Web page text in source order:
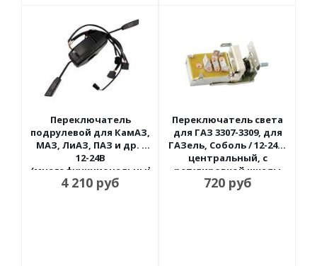
Переключатель
подрулевой для КамАЗ,
МАЗ, ЛиАЗ, ПАЗ и др. /
12-24В
(многофункциональный)
2 рычага Автоарматура
4 210 руб
Переключатель света
для ГАЗ 3307-3309, для
ГАЗель, Соболь / 12-24В,
центральный, с
регулировкой шкалы
ЛЭТЗ
720руб